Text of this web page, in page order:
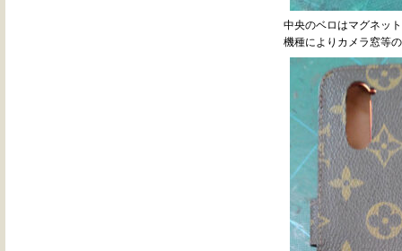
中央のベロはマグネッ
機種によりカメラ窓等